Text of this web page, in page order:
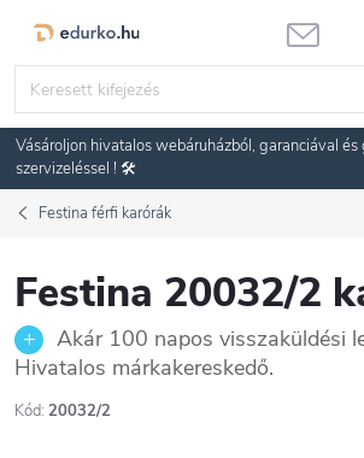
Vásároljon hivatalos webáruházból, garanciával és
szervizeléssel ! 🛠️
Festina férfi karórák
Festina 20032/2
Akár 100 napos visszaküldési
Hivatalos márkakereskedő.
Kód: 20032/2